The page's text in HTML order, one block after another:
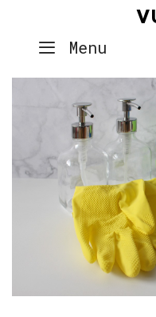
content
Menu